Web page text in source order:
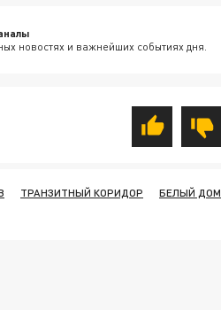
новостях и важнейших событиях дня.
ТРАНЗИТНЫЙ КОРИДОР
БЕЛЫЙ ДОМ